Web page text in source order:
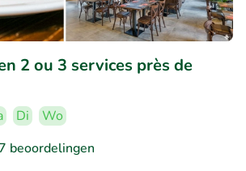
2 ou 3 services près de
Di
Wo
beoordelingen